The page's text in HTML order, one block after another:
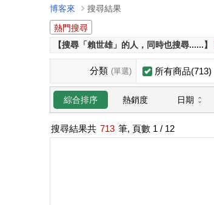
博客來
搜尋結果
熱門搜尋
【搜尋「賴世雄」的人，同時也搜尋......】
分類 (單選) 所有商品(713)
綜合排序 熱銷度 日期
搜尋結果共 713 筆, 頁數 1 / 12